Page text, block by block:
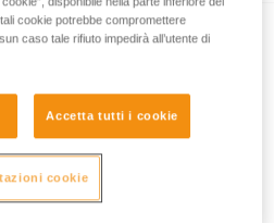
attacco dell’imbracatura
cookie potrebbe compromettere
caso tale rifiuto impedirà all’utente di
Accetta tutti i cookie
cookie